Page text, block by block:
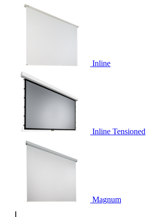
Inline
Inline Tensioned
Magnum